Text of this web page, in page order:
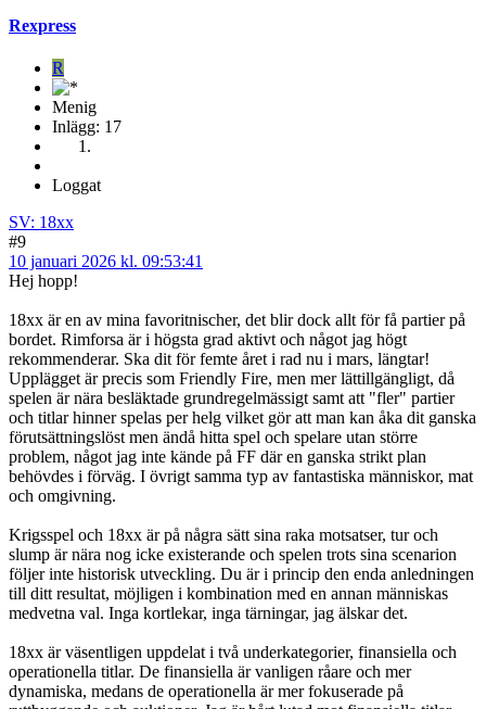
Rexpress
R
Menig
Inlägg: 17
Loggat
SV: 18xx
#9
10 januari 2026 kl. 09:53:41
Hej hopp!
18xx är en av mina favoritnischer, det blir dock allt för få partier på
bordet. Rimforsa är i högsta grad aktivt och något jag högt
rekommenderar. Ska dit för femte året i rad nu i mars, längtar!
Upplägget är precis som Friendly Fire, men mer lättillgängligt, då
spelen är nära besläktade grundregelmässigt samt att "fler" partier
och titlar hinner spelas per helg vilket gör att man kan åka dit ganska
förutsättningslöst men ändå hitta spel och spelare utan större
problem, något jag inte kände på FF där en ganska strikt plan
behövdes i förväg. I övrigt samma typ av fantastiska människor, mat
och omgivning.
Krigsspel och 18xx är på några sätt sina raka motsatser, tur och
slump är nära nog icke existerande och spelen trots sina scenarion
följer inte historisk utveckling. Du är i princip den enda anledningen
till ditt resultat, möjligen i kombination med en annan människas
medvetna val. Inga kortlekar, inga tärningar, jag älskar det.
18xx är väsentligen uppdelat i två underkategorier, finansiella och
operationella titlar. De finansiella är vanligen råare och mer
dynamiska, medans de operationella är mer fokuserade på